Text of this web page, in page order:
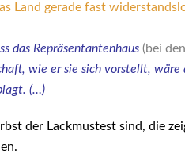
Land gera­de fast
das Reprä­sen­tan­ten­haus (bei den
wie er sie sich vor­stellt, wäre
(…)
der Lack­mus­test sind, die